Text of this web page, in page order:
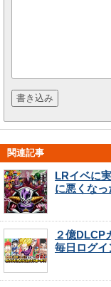
関連記事
LRイベに
に悪くなっ
２億DLCP
毎日ログイ